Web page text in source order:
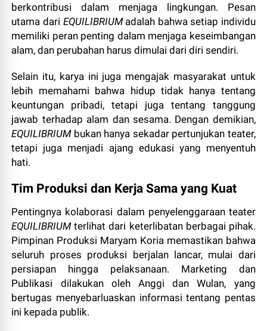
berkontribusi dalam menjaga lingkungan. Pesan
utama dari EQUILIBRIUMadalah bahwa setiap individu
memiliki peran penting dalam menjaga keseimbangan
alam, dan perubahan harus dimulai dari diri sendiri.
Selain itu, karya ini juga mengajak masyarakat untuk
lebih memahami bahwa hidup tidak hanya tentang
keuntungan pribadi, tetapi juga tentang tanggung
jawab terhadap alam dan sesama. Dengan demikian,
EQUILIBRIUMbukan hanya sekadar pertunjukan teater,
tetapi juga menjadi ajang edukasi yang menyentuh
hati.
Tim Produksi dan Kerja Sama yang Kuat
Pentingnya kolaborasi dalam penyelenggaraan teater
EQUILIBRIUMterlihat dari keterlibatan berbagai pihak.
Pimpinan Produksi Maryam Koria memastikan bahwa
seluruh proses produksi berjalan lancar, mulai dari
persiapan hingga pelaksanaan. Marketing dan
Publikasi dilakukan oleh Anggi dan Wulan, yang
bertugas menyebarluaskan informasi tentang pentas
ini kepada publik.